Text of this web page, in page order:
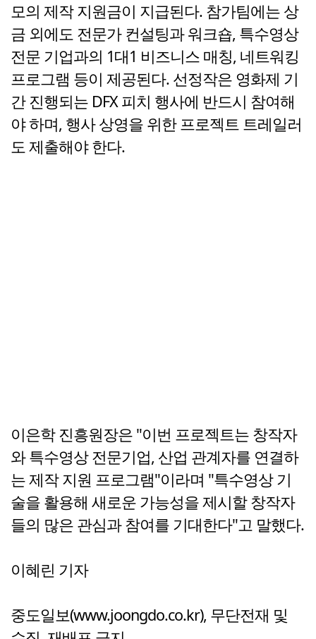
모의 제작 지원금이 지급된다. 참가팀에는 상
금 외에도 전문가 컨설팅과 워크숍, 특수영상
전문 기업과의 1대1 비즈니스 매칭, 네트워킹
프로그램 등이 제공된다. 선정작은 영화제 기
간 진행되는 DFX 피치 행사에 반드시 참여해
야 하며, 행사 상영을 위한 프로젝트 트레일러
도 제출해야 한다.
이은학 진흥원장은 "이번 프로젝트는 창작자
와 특수영상 전문기업, 산업 관계자를 연결하
는 제작 지원 프로그램"이라며 "특수영상 기
술을 활용해 새로운 가능성을 제시할 창작자
들의 많은 관심과 참여를 기대한다"고 말했다.
이혜린 기자
중도일보(www.joongdo.co.kr), 무단전재 및